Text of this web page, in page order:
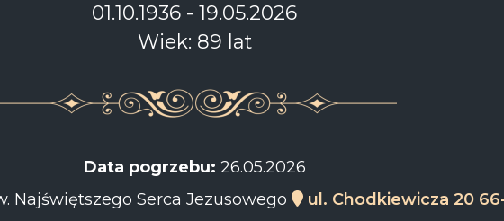
01.10.1936 - 19.05.2026
Wiek: 89 lat
Data pogrzebu: 26.05.2026
Najświętszego Serca Jezusowego
ul. Chodkiewicza 20